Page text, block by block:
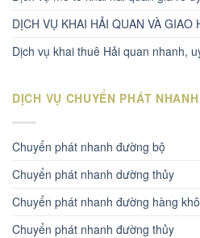
DỊCH VỤ KHAI HẢI QUAN VÀ GIAO
Dịch vụ khai thuê Hải quan nhanh,
DỊCH VỤ CHUYỂN PHÁT NHANH
Chuyển phát nhanh đường bộ
Chuyển phát nhanh dường thủy
Chuyển phát nhanh đường hàng
Chuyển phát nhanh đường thủy